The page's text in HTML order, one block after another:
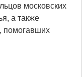
московских
а также
помогавших